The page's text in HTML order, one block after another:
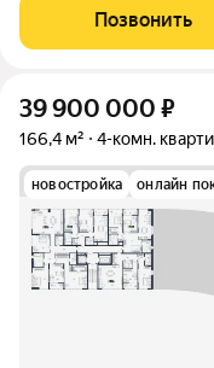
Квартира находится
сдачи: 2 квартал 2026
Позвонить
39 900 000 ₽
166,4 м² 4-комн.
новостройка онлайн